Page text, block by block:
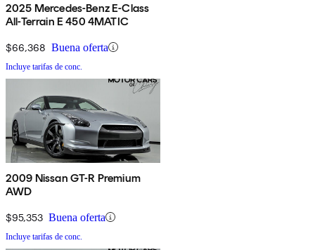
2025 Mercedes-Benz E-Class
All-Terrain E 450 4MATIC
$66,368 Buena oferta
Incluye tarifas de conc.
2009 Nissan GT-R Premium
AWD
$95,353 Buena oferta
Incluye tarifas de conc.